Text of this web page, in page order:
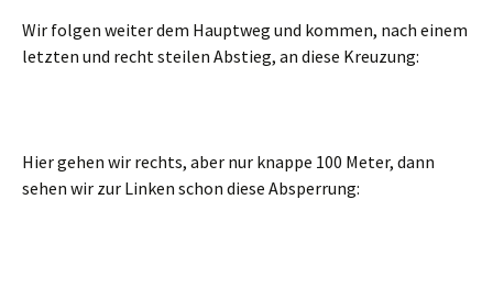
Wir folgen weiter dem Hauptweg und kommen, nach einem
letzten und recht steilen Abstieg, an diese Kreuzung:
Hier gehen wir rechts, aber nur knappe 100 Meter, dann
sehen wir zur Linken schon diese Absperrung: